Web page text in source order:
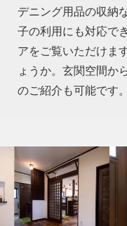
デニング用品の収納
子の利用にも対応で
アをご覧いただけま
ょうか。玄関空間か
のご紹介も可能です